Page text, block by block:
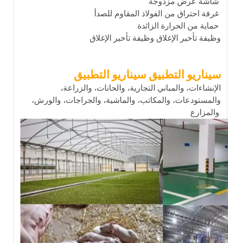
غرفة احتراق من الفولاذ المقاوم للصدأ
وظيفة تأخير الإغلاق وظيفة تأخير الإغلاق
سيناريو التطبيق سيناريو التطبيق
الإنشاءات، والمباني التجارية، والحانات، والزراعة،
والمستودعات، والمكاتب، والماشية، والجراجات، والورش،
والمزارع.